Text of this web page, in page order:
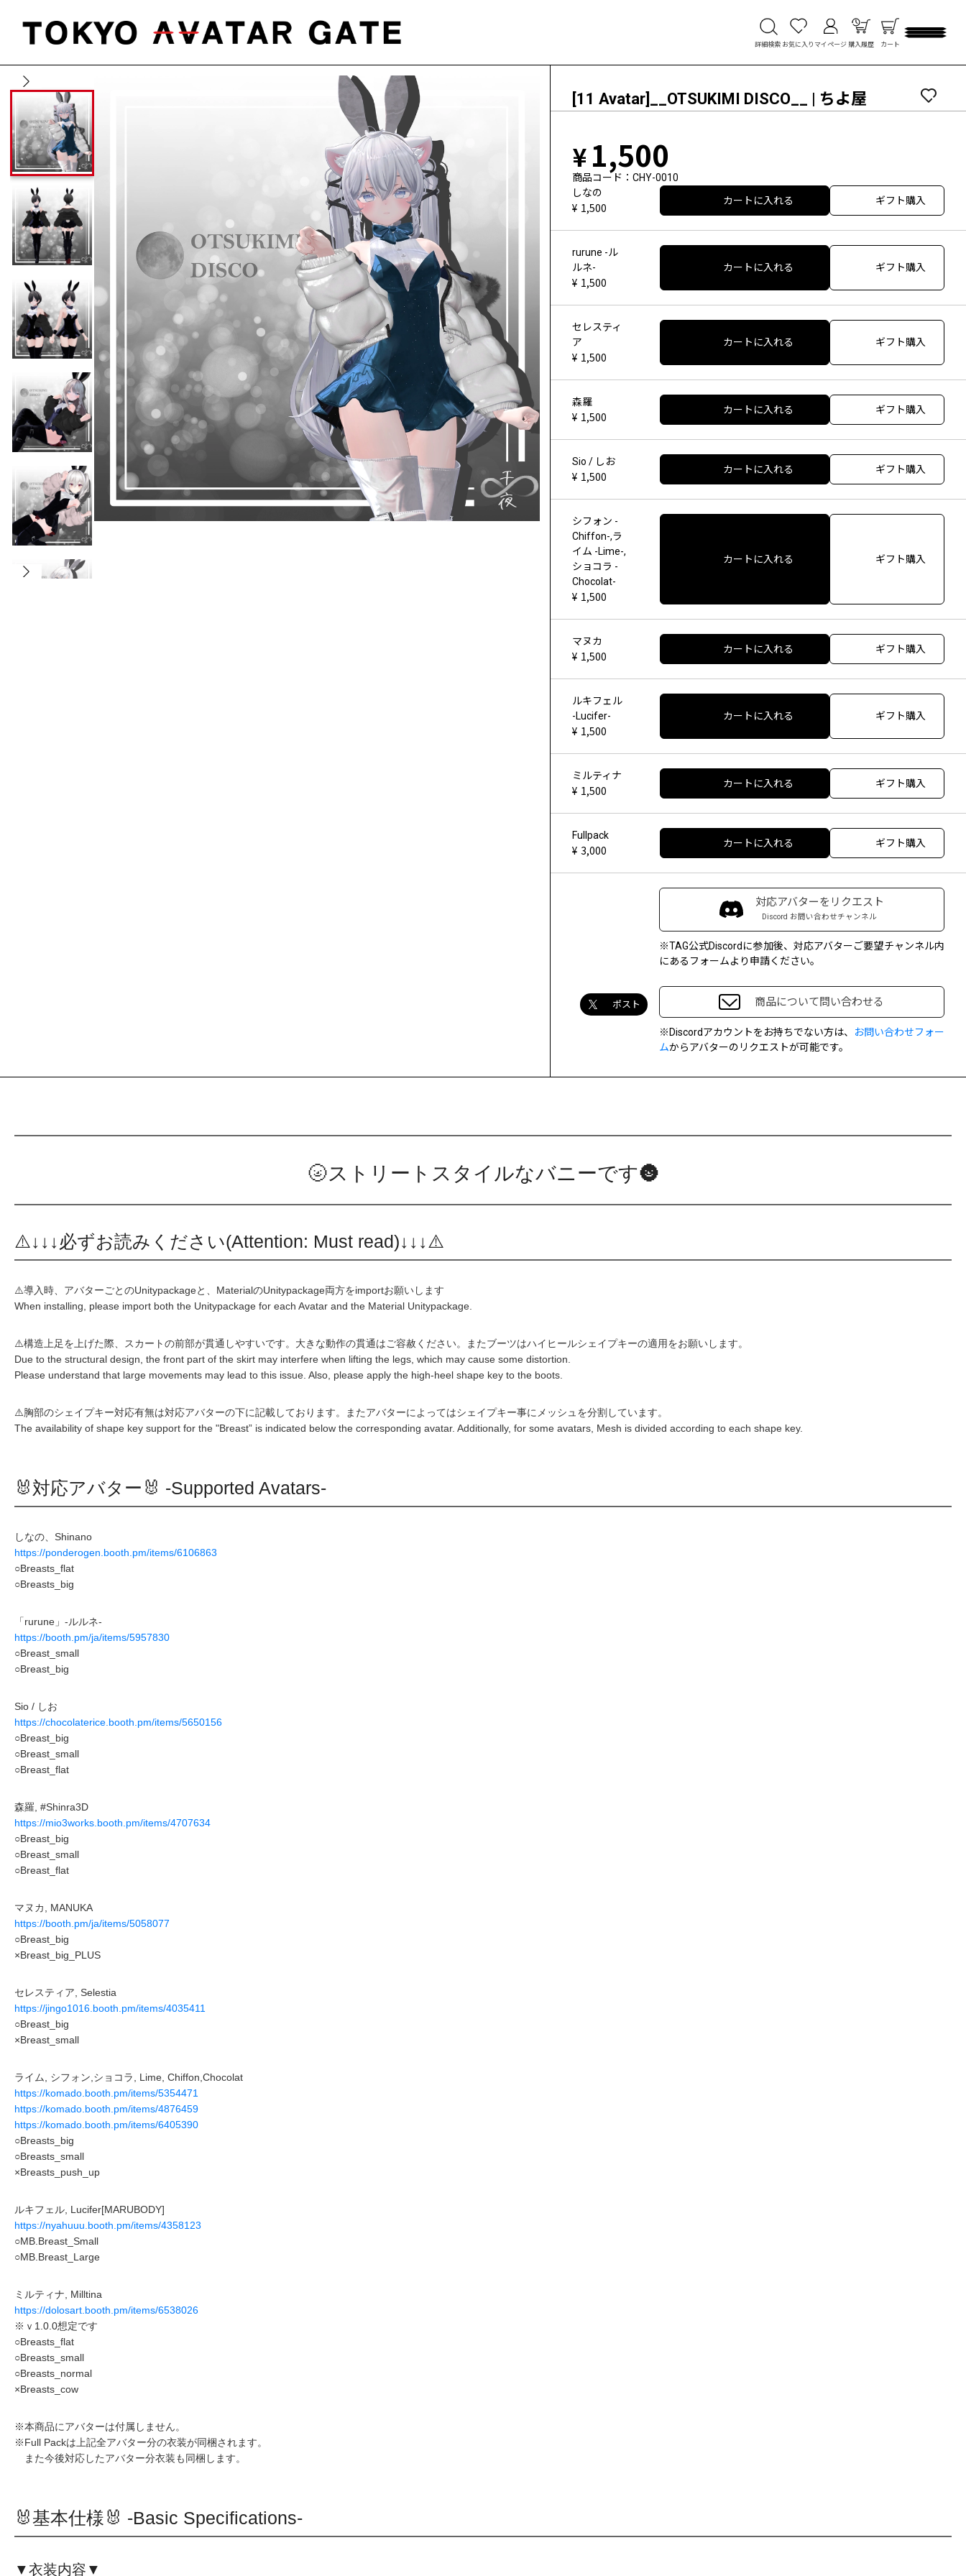
詳細検索 お気に入り マイページ 購入履歴 カート
[11 Avatar]__OTSUKIMI DISCO__ | ちよ屋
1,500
商品コード
CHY-0010
しなの
1,500
カートに入れる ギフト購入
rurune -ル
ルネ-
1,500
カートに入れる ギフト購入
セレスティ
ア
1,500
カートに入れる ギフト購入
森羅
1,500
カートに入れる ギフト購入
Sio / しお
1,500
カートに入れる ギフト購入
シフォン -
Chiffon-,ラ
イム -Lime-,
ショコラ -
Chocolat-
1,500
カートに入れる ギフト購入
マヌカ
1,500
カートに入れる ギフト購入
ルキフェル
-Lucifer-
1,500
カートに入れる ギフト購入
ミルティナ
1,500
カートに入れる ギフト購入
Fullpack
3,000
カートに入れる ギフト購入
対応アバターをリクエスト
Discord お問い合わせチャンネル
※TAG公式Discordに参加後、対応アバターご要望チャンネル内
にあるフォームより申請ください。
ポスト 商品について問い合わせる
※Discordアカウントをお持ちでない方は、
お問い合わせフォー
ムからアバターのリクエストが可能です。
🌝ストリートスタイルなバニーです🌚
⚠️↓↓↓必ずお読みください(Attention: Must read)↓↓↓⚠️
⚠️導入時、アバターごとのUnitypackageと、MaterialのUnitypackage両方をimportお願いします
When installing, please import both the Unitypackage for each Avatar and the Material Unitypackage.
⚠️構造上足を上げた際、スカートの前部が貫通しやすいです。大きな動作の貫通はご容赦ください。またブーツはハイヒールシェイプキーの適用をお願いします。
Due to the structural design, the front part of the skirt may interfere when lifting the legs, which may cause some distortion.
Please understand that large movements may lead to this issue. Also, please apply the high-heel shape key to the boots.
⚠️胸部のシェイプキー対応有無は対応アバターの下に記載しております。またアバターによってはシェイプキー事にメッシュを分割しています。
The availability of shape key support for the "Breast” is indicated below the corresponding avatar. Additionally, for some avatars, Mesh is divided according to each shape key.
🐰対応アバター🐰 -Supported Avatars-
しなの、Shinano
https://ponderogen.booth.pm/items/6106863
○Breasts_flat
○Breasts_big
「rurune」-ルルネ-
https://booth.pm/ja/items/5957830
○Breast_small
○Breast_big
Sio / しお
https://chocolaterice.booth.pm/items/5650156
○Breast_big
○Breast_small
○Breast_flat
森羅, #Shinra3D
https://mio3works.booth.pm/items/4707634
○Breast_big
○Breast_small
○Breast_flat
マヌカ, MANUKA
https://booth.pm/ja/items/5058077
○Breast_big
×Breast_big_PLUS
セレスティア, Selestia
https://jingo1016.booth.pm/items/4035411
○Breast_big
×Breast_small
ライム, シフォン,ショコラ, Lime, Chiffon,Chocolat
https://komado.booth.pm/items/5354471
https://komado.booth.pm/items/4876459
https://komado.booth.pm/items/6405390
○Breasts_big
○Breasts_small
×Breasts_push_up
ルキフェル, Lucifer[MARUBODY]
https://nyahuuu.booth.pm/items/4358123
○MB.Breast_Small
○MB.Breast_Large
ミルティナ, Milltina
https://dolosart.booth.pm/items/6538026
※ｖ1.0.0想定です
○Breasts_flat
○Breasts_small
○Breasts_normal
×Breasts_cow
※本商品にアバターは付属しません。
※Full Packは上記全アバター分の衣装が同梱されます。
また今後対応したアバター分衣装も同梱します。
🐰基本仕様🐰 -Basic Specifications-
▼衣装内容▼